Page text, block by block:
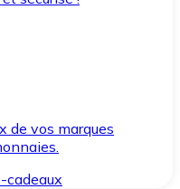
de vos marques
cadeaux